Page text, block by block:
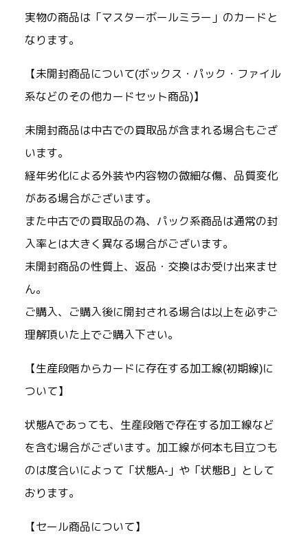
実物の商品は「マスターボールミラー」のカードと
なります。
【未開封商品について(ボックス・パック・ファイル
系などのその他カードセット商品)】
未開封商品は中古での買取品が含まれる場合もござ
います。
経年劣化による外装や内容物の微細な傷、品質変化
がある場合がございます。
また中古での買取品の為、パック系商品は通常の封
入率とは大きく異なる場合がございます。
未開封商品の性質上、返品・交換はお受け出来ませ
ん。
ご購入、ご購入後に開封される場合は以上を必ずご
理解頂いた上でご購入下さい。
【生産段階からカードに存在する加工線(初期線)に
ついて】
状態Aであっても、生産段階で存在する加工線など
を含む場合がございます。加工線が何本も目立つも
のは度合いによって「状態A-」や「状態B」として
おります。
【セール商品について】